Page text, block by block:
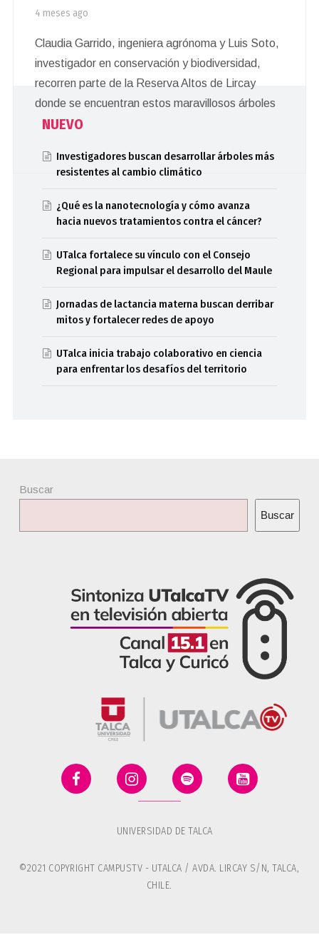
4 meses ago
Claudia Garrido, ingeniera agrónoma y Luis Soto,
investigador en conservación y biodiversidad,
recorren parte de la Reserva Altos de Lircay
donde se encuentran estos maravillosos árboles
NUEVO
Investigadores buscan desarrollar árboles más
resistentes al cambio climático
¿Qué es la nanotecnología y cómo avanza
hacia nuevos tratamientos contra el cáncer?
UTalca fortalece su vínculo con el Consejo
Regional para impulsar el desarrollo del Maule
Jornadas de lactancia materna buscan derribar
mitos y fortalecer redes de apoyo
UTalca inicia trabajo colaborativo en ciencia
para enfrentar los desafíos del territorio
Buscar
Buscar
UNIVERSIDAD DE TALCA
©2021 COPYRIGHT CAMPUSTV - UTALCA / AVDA. LIRCAY S/N, TALCA,
CHILE.